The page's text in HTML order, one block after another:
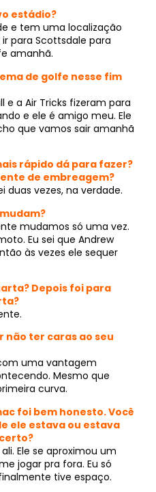
estádio?
e tem uma localização
para Scottsdale para
amanhã.
de golfe nesse fim
e a Air Tricks fizeram para
e ele é amigo meu. Ele
que vamos sair amanhã
rápido dá para fazer?
de embreagem?
duas vezes, na verdade.
mudamos só uma vez.
Eu sei que Andrew
às vezes ele sequer
Depois foi para
não ter caras ao seu
uma vantagem
Mesmo que
curva.
foi bem honesto. Você
ele estava ou estava
Ele se aproximou um
jogar pra fora. Eu só
tive espaço.